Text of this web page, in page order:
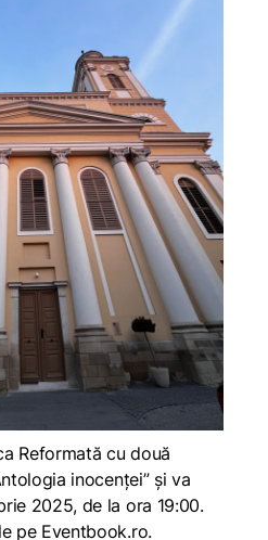
Reformată cu două
inocenței” și va
2025, de la ora 19:00.
pe Eventbook.ro.